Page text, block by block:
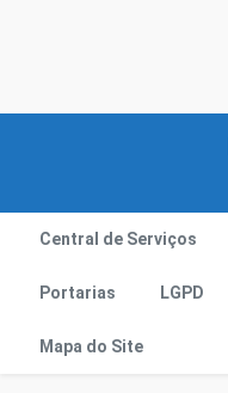
Central de Serviços
Portarias LGPD
Mapa do Site